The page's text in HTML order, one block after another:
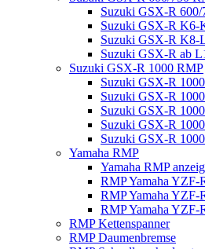
Suzuki GSX-R 600/
Suzuki GSX-R K6-
Suzuki GSX-R K8-
Suzuki GSX-R ab
Suzuki GSX-R 1000 RMP
Suzuki GSX-R
Suzuki GSX-R
Suzuki GSX-R
Suzuki GSX-R
Suzuki GSX-R
Yamaha RMP
Yamaha RMP
RMP Yamaha YZF-
RMP Yamaha YZF-
RMP Yamaha YZF-
RMP Kettenspanner
RMP Daumenbremse